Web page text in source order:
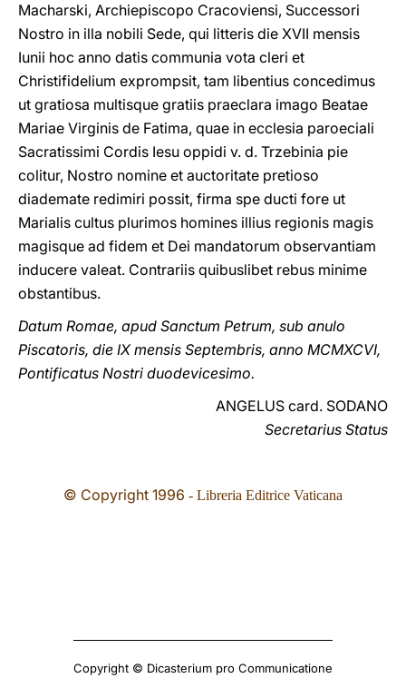
Macharski, Archiepiscopo Cracoviensi, Successori
Nostro in illa nobili Sede, qui litteris die XVII mensis
Iunii hoc anno datis communia vota cleri et
Christifidelium exprompsit, tam libentius concedimus
ut gratiosa multisque gratiis praeclara imago Beatae
Mariae Virginis de Fatima, quae in ecclesia paroeciali
Sacratissimi Cordis Iesu oppidi v. d. Trzebinia pie
colitur, Nostro nomine et auctoritate pretioso
diademate redimiri possit, firma spe ducti fore ut
Marialis cultus plurimos homines illius regionis magis
magisque ad fidem et Dei mandatorum observantiam
inducere valeat. Contrariis quibuslibet rebus minime
obstantibus.
Datum Romae, apud Sanctum Petrum, sub anulo
Piscatoris, die IX mensis Septembris, anno MCMXCVI,
Pontificatus Nostri duodevicesimo.
ANGELUS card. SODANO
Secretarius Status
© Copyright 1996 - Libreria Editrice Vaticana
Copyright © Dicasterium pro Communicatione